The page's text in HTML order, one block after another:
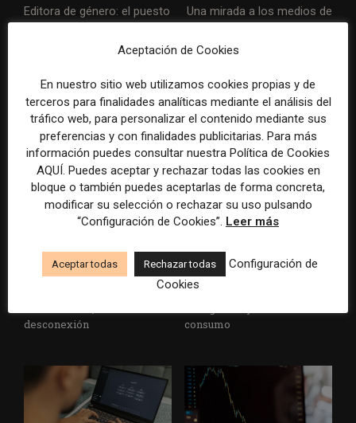
Editora de género: el puesto
perspectiva de género en
Una mirada a los medios de
«millennials» tras el cierre
España
ARTÍCULOS RELACIONADOS
El gran problema
tecnológico de los medios ya
desconexión
WAN-IFRA reúne las
principales estrategias de los
medios ante la IA, la pérdida
consumo
Aceptación de Cookies
En nuestro sitio web utilizamos cookies propias y de
terceros para finalidades analíticas mediante el análisis del
tráfico web, para personalizar el contenido mediante sus
preferencias y con finalidades publicitarias. Para más
información puedes consultar nuestra Política de Cookies
AQUÍ. Puedes aceptar y rechazar todas las cookies en
bloque o también puedes aceptarlas de forma concreta,
modificar su selección o rechazar su uso pulsando
“Configuración de Cookies”. Leer más
Aceptar todas Rechazar todas
Configuración de
Cookies